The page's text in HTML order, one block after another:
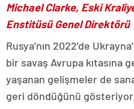
Michael Clarke, Eski
Enstitüsü Genel Direktörü
Rusya’nın 2022’de
bir savaş Avrupa kıtasına
yaşanan gelişmeler de
geri döndüğünü gösteriyor.